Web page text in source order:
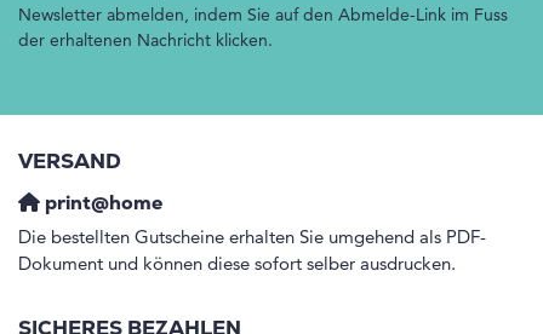
Newsletter abmelden, indem Sie auf den Abmelde-Link im Fuss
der erhaltenen Nachricht klicken.
VERSAND
print@home
Die bestellten Gutscheine erhalten Sie umgehend als PDF-
Dokument und können diese sofort selber ausdrucken.
SICHERES BEZAHLEN